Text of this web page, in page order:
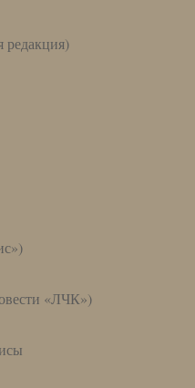
«ЛЧК»)